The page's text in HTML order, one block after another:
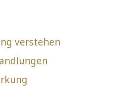
verstehen